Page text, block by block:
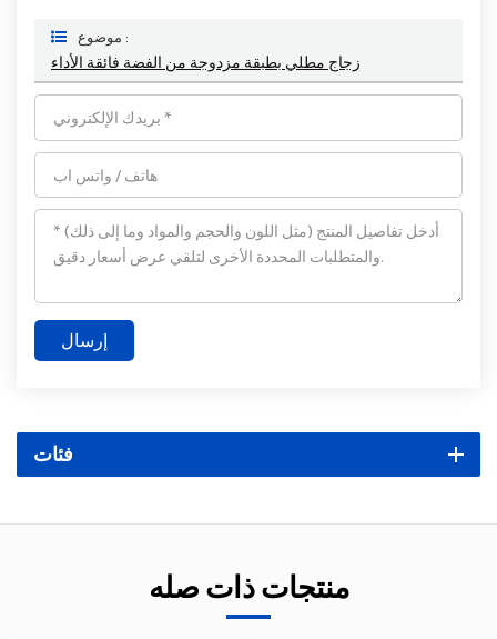
موضوع :
زجاج مطلي بطبقة مزدوجة من الفضة فائقة الأداء
إرسال
فئات
منتجات ذات صله